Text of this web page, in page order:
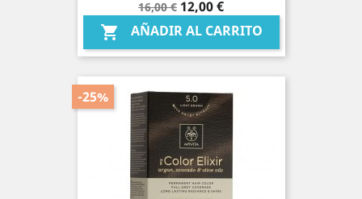
Precio
base
16,00 € Precio
12,00 €
 AÑADIR AL CARRITO
-25%